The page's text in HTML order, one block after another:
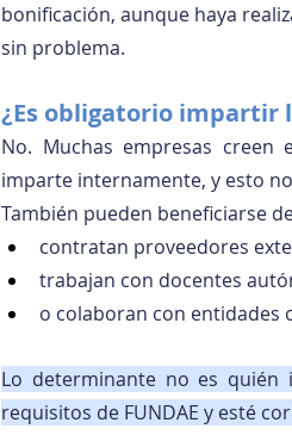
bonificación, aunque haya
sin problema.
¿Es obligatorio impartir
No. Muchas empresas
imparte internamente, y esto
También pueden beneficiarse
contratan proveedores
trabajan con docentes
o colaboran con entidades
Lo determinante no es quién
requisitos de FUNDAE y esté